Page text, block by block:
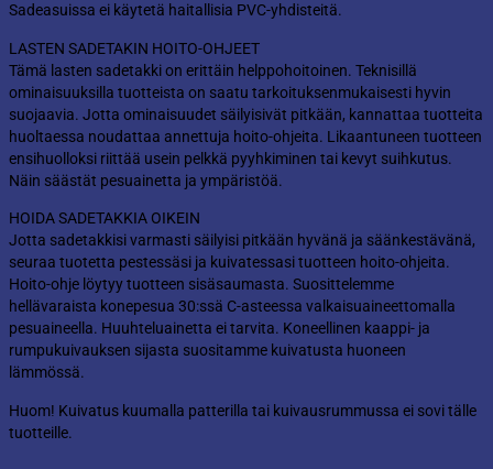
Sadeasuissa ei käytetä haitallisia PVC-yhdisteitä.
LASTEN SADETAKIN HOITO-OHJEET
Tämä lasten sadetakki on erittäin helppohoitoinen. Teknisillä
ominaisuuksilla tuotteista on saatu tarkoituksenmukaisesti hyvin
suojaavia. Jotta ominaisuudet säilyisivät pitkään, kannattaa tuotteita
huoltaessa noudattaa annettuja hoito-ohjeita. Likaantuneen tuotteen
ensihuolloksi riittää usein pelkkä pyyhkiminen tai kevyt suihkutus.
Näin säästät pesuainetta ja ympäristöä.
HOIDA SADETAKKIA OIKEIN
Jotta sadetakkisi varmasti säilyisi pitkään hyvänä ja säänkestävänä,
seuraa tuotetta pestessäsi ja kuivatessasi tuotteen hoito-ohjeita.
Hoito-ohje löytyy tuotteen sisäsaumasta. Suosittelemme
hellävaraista konepesua 30:ssä C-asteessa valkaisuaineettomalla
pesuaineella. Huuhteluainetta ei tarvita. Koneellinen kaappi- ja
rumpukuivauksen sijasta suositamme kuivatusta huoneen
lämmössä.
Huom! Kuivatus kuumalla patterilla tai kuivausrummussa ei sovi tälle
tuotteille.